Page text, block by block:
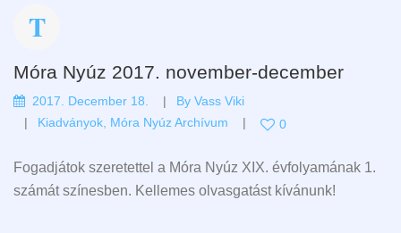
Móra Nyúz 2017. november-december
2017. December 18. By Vass Viki
Kiadványok Móra Nyúz Archívum 0
Fogadjátok szeretettel a Móra Nyúz XIX. évfolyamának 1.
számát színesben. Kellemes olvasgatást kívánunk!